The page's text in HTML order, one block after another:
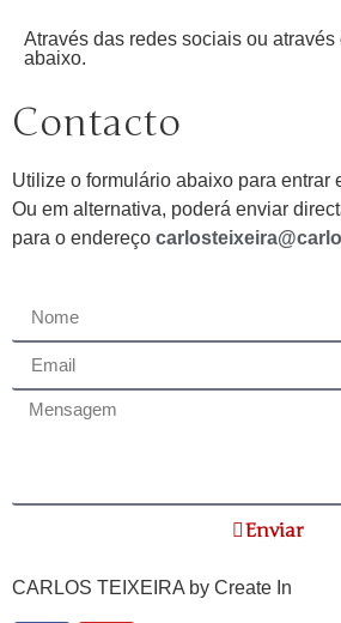
Através das redes sociais ou através
abaixo.
Contacto
Utilize o formulário abaixo para entrar
Ou em alternativa, poderá enviar
para o endereço
Enviar
CARLOS TEIXEIRA by Create In